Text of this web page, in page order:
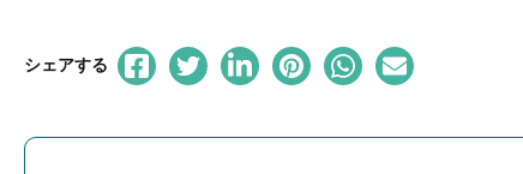
シェアする